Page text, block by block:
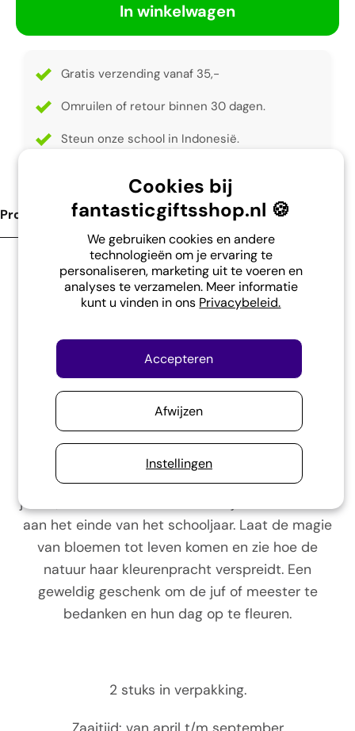
Cookies bij
fantasticgiftsshop.nl 🍪
We gebruiken cookies en andere
technologieën om je ervaring te
personaliseren, marketing uit te voeren en
analyses te verzamelen. Meer informatie
kunt u vinden in ons Privacybeleid.
Instellingen
Accepteren
Afwijzen
In winkelwagen
Gratis verzending vanaf 35,-
Omruilen of retour binnen 30 dagen.
Steun onze school in Indonesië.
Product Omschrijving
Maak je klaar voor een bloemenexplosie met
Blossombs bloem bommetjes! Deze vrolijke
bloem 'bommetjes'. Ze zijn met liefde gemaakt in
Nederland, met 100% natuurlijke ingrediënten en
een speciale biologische zadenmix van wilde
bloemen die speciaal zijn samengesteld om bijen
en vlinders te verwelkomen.
Deze bloembommen zijn perfect als cadeau voor
juffen, meesters en iedereen die je wilt verrassen
aan het einde van het schooljaar. Laat de magie
van bloemen tot leven komen en zie hoe de
natuur haar kleurenpracht verspreidt. Een
geweldig geschenk om de juf of meester te
bedanken en hun dag op te fleuren.
2 stuks in verpakking.